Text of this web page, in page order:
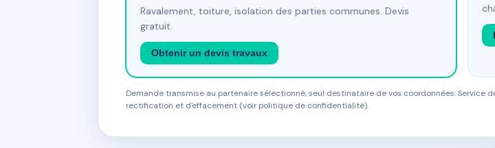
Ravalement, toiture, isolation des parties communes. Devis
gratuit.
Obtenir un devis travaux
Demande transmise au partenaire sélectionné, seul destinataire de vos coordonnées.
rectification et d'effacement (voir politique de confidentialité).